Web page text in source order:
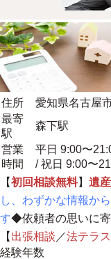
住所
愛知県名古屋
最寄
駅
森下駅
営業
時間
平日 9:00〜
/ 祝日 9:00〜
【初回相談無料】 遺
し、わずかな情報か
す◆依頼者の思いに
【 出張相談 ／法テラ
経験年数